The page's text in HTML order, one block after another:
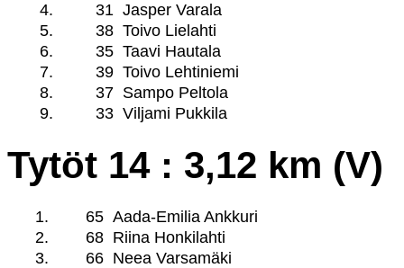
4.
31 Jasper Varala
5.
38 Toivo Lielahti
6.
35 Taavi Hautala
7.
39 Toivo Lehtiniemi
8.
37 Sampo Peltola
9.
33 Viljami Pukkila
Tytöt 14 : 3,12 km (V)
1. 65 Aada-Emilia Ankkuri
2.
68 Riina Honkilahti
3.
66 Neea Varsamäki